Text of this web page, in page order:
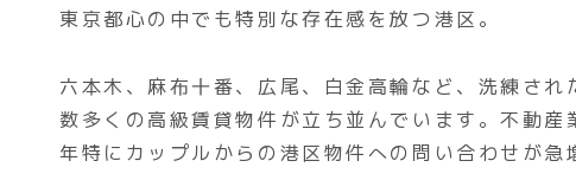
東京都心の中でも特別な存在感を放つ港区。
六本木、麻布十番、広尾、白金高輪など、洗練さ
数多くの高級賃貸物件が立ち並んでいます。不動
年特にカップルからの港区物件への問い合わせが急